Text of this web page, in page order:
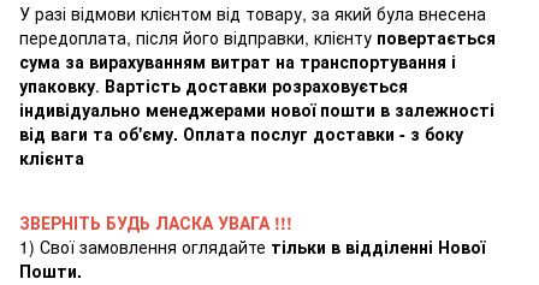
У разі відмови клієнтом від товару, за який була внесена
передоплата, після його відправки, клієнту повертається
сума за вирахуванням витрат на транспортування і
упаковку. Вартість доставки розраховується
індивідуально менеджерами нової пошти в залежності
від ваги та об'єму. Оплата послуг доставки - з боку
клієнта
ЗВЕРНІТЬ БУДЬ ЛАСКА УВАГА !!!
1) Свої замовлення оглядайте тільки в відділенні Нової
Пошти.